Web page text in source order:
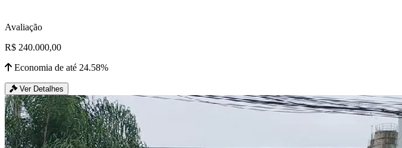
Avaliação
R$ 240.000,00
Economia de até 24.58%
Ver Detalhes